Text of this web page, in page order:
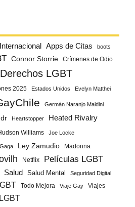
Apps de Citas boots
Connor Storrie Crímenes de Odio
Derechos LGBT
2025 Estados Unidos Evelyn Matthei
Germán Naranjo Maldini
Heartstopper Heated Rivalry
Williams Joe Locke
Ley Zamudio Madonna
Netflix Películas LGBT
Salud Salud Mental Seguridad Digital
Todo Mejora Viaje Gay
Viajes